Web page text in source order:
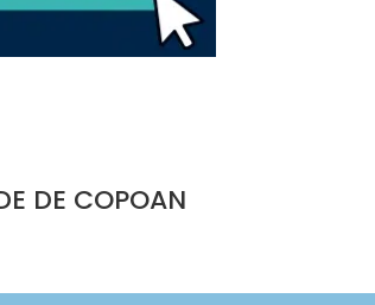
DE COPOAN